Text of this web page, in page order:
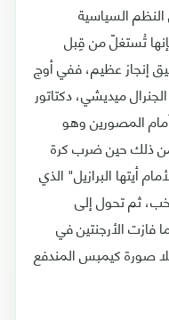
السياسية
تُستغلّ من قِبل
إنجاز عظيم، ففي أوج
1970، أهدى الجنرال ميديشي، دكتاتور
أمام المصورين وهو
ذلك حين ضرب كرة
أيتها البرازيل" الذي
ثم تحول إلى
فازت الأرجنتين في
فيديلا صورة كيمبس المندفع